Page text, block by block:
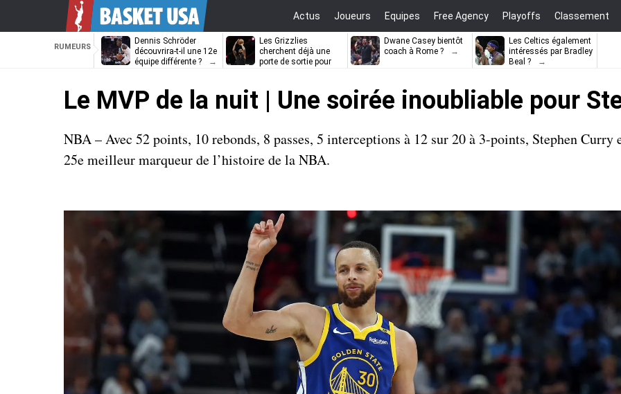
Actus Joueurs Equipes Free Agency Playoffs Classement
RUMEURS
Dennis Schröder
découvrira-t-il une 12e
équipe différente ?
Les Grizzlies
cherchent déjà une
porte de sortie pour
Dwane Casey bientôt
coach à Rome ?
Les Celtics également
intéressés par Bradley
Beal ?
Le MVP de la nuit | Une soirée inoubliable pour
NBA – Avec 52 points, 10 rebonds, 8 passes, 5 interceptions à 12 sur 20 à 3-points, Stephen Curry
25e meilleur marqueur de l’histoire de la NBA.